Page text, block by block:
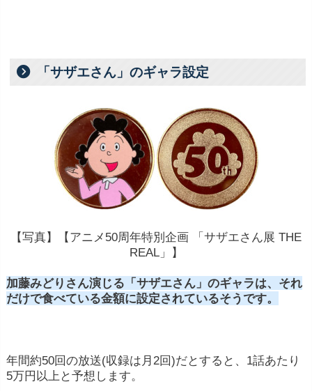
「サザエさん」のギャラ設定
【写真】【アニメ50周年特別企画 「サザエさん展 THE
REAL」】
加藤みどりさん演じる「サザエさん」のギャラは、それ
だけで食べている金額に設定されているそうです。
年間約50回の放送(収録は月2回)だとすると、1話あたり
5万円以上と予想します。